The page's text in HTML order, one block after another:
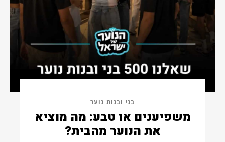
בני ובנות נוער
משפיענים או טבע: מה מוציא
את הנוער מהבית?